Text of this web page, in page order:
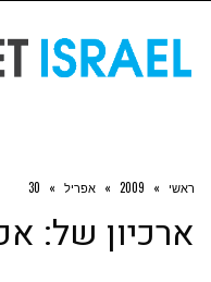
ראשי »
2009
» אפריל »
30
ארכיון של: